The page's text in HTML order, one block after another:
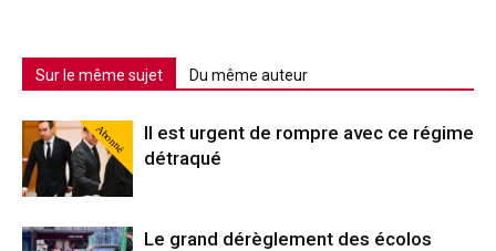
Sur le même sujet Du même auteur
Abonné
Il est urgent de rompre avec ce régime
détraqué
Le grand dérèglement des écolos